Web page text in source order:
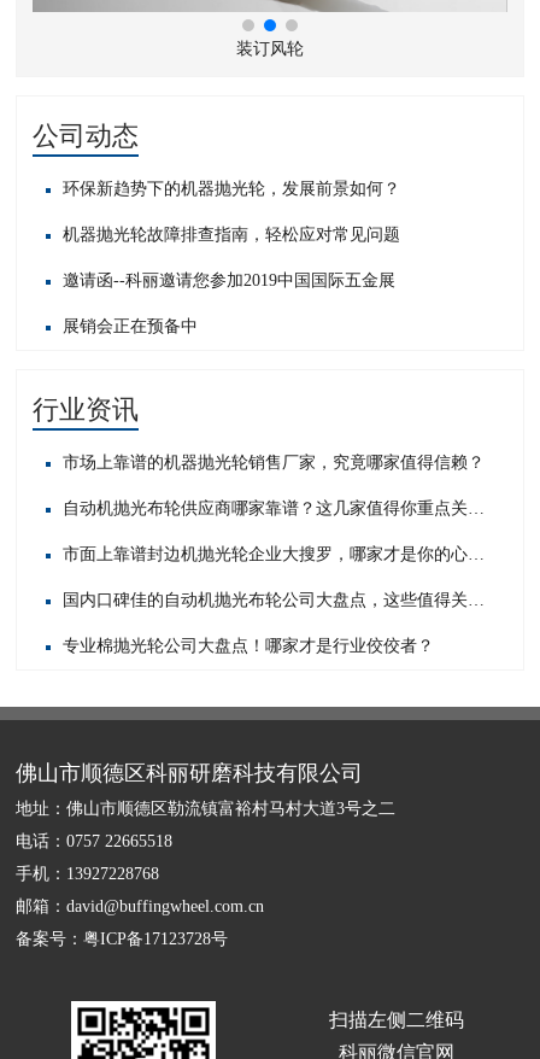
装订风轮
公司动态
环保新趋势下的机器抛光轮，发展前景如何？
机器抛光轮故障排查指南，轻松应对常见问题​
邀请函--科丽邀请您参加2019中国国际五金展
展销会正在预备中
行业资讯
市场上靠谱的机器抛光轮销售厂家，究竟哪家值得信赖？
自动机抛光布轮供应商哪家靠谱？这几家值得你重点关注！
市面上靠谱封边机抛光轮企业大搜罗，哪家才是你的心头好？
国内口碑佳的自动机抛光布轮公司大盘点，这些值得关注！
专业棉抛光轮公司大盘点！哪家才是行业佼佼者？
佛山市顺德区科丽研磨科技有限公司
地址：佛山市顺德区勒流镇富裕村马村大道3号之二
电话：0757 22665518
手机：13927228768
邮箱：david@buffingwheel.com.cn
备案号：粤ICP备17123728号
扫描左侧二维码
科丽微信官网